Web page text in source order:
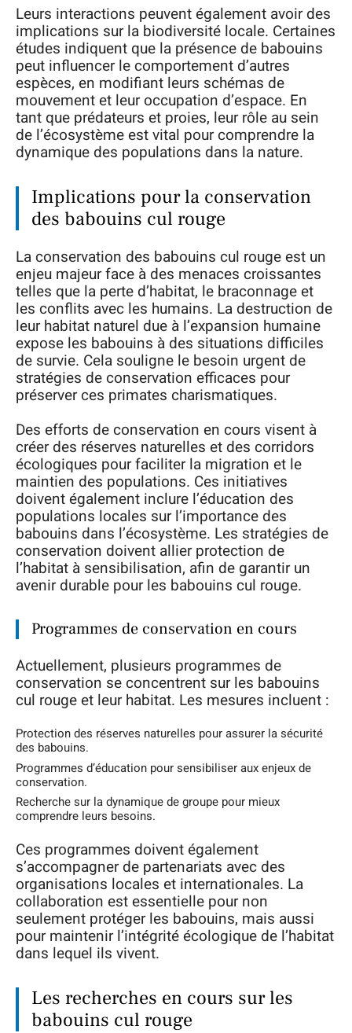
Leurs interactions peuvent également avoir des
implications sur la biodiversité locale. Certaines
études indiquent que la présence de babouins
peut influencer le comportement d’autres
espèces, en modifiant leurs schémas de
mouvement et leur occupation d’espace. En
tant que prédateurs et proies, leur rôle au sein
de l’écosystème est vital pour comprendre la
dynamique des populations dans la nature.
Implications pour la conservation
des babouins cul rouge
La conservation des babouins cul rouge est un
enjeu majeur face à des menaces croissantes
telles que la perte d’habitat, le braconnage et
les conflits avec les humains. La destruction de
leur habitat naturel due à l’expansion humaine
expose les babouins à des situations difficiles
de survie. Cela souligne le besoin urgent de
stratégies de conservation efficaces pour
préserver ces primates charismatiques.
Des efforts de conservation en cours visent à
créer des réserves naturelles et des corridors
écologiques pour faciliter la migration et le
maintien des populations. Ces initiatives
doivent également inclure l’éducation des
populations locales sur l’importance des
babouins dans l’écosystème. Les stratégies de
conservation doivent allier protection de
l’habitat à sensibilisation, afin de garantir un
avenir durable pour les babouins cul rouge.
Programmes de conservation en cours
Actuellement, plusieurs programmes de
conservation se concentrent sur les babouins
cul rouge et leur habitat. Les mesures incluent :
Protection des réserves naturelles pour assurer la sécurité
des babouins.
Programmes d’éducation pour sensibiliser aux enjeux de
conservation.
Recherche sur la dynamique de groupe pour mieux
comprendre leurs besoins.
Ces programmes doivent également
s’accompagner de partenariats avec des
organisations locales et internationales. La
collaboration est essentielle pour non
seulement protéger les babouins, mais aussi
pour maintenir l’intégrité écologique de l’habitat
dans lequel ils vivent.
Les recherches en cours sur les
babouins cul rouge